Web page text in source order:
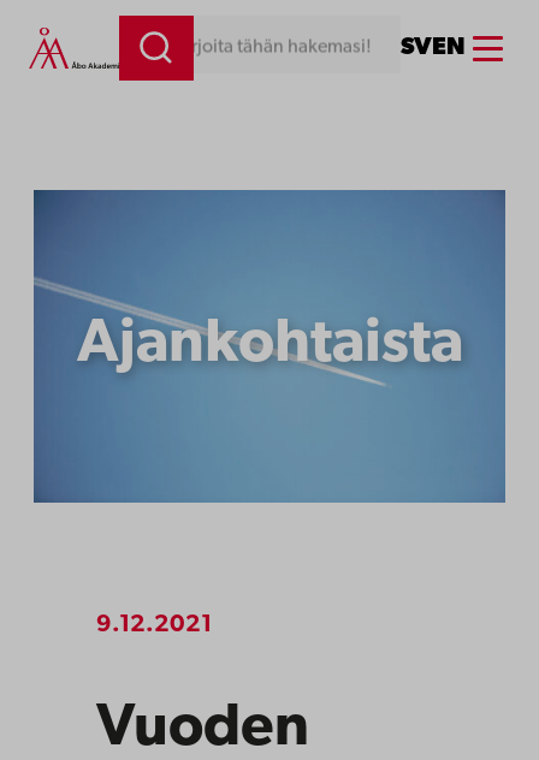
Siirry
sisältöön
Kirjoita tähän hakemasi! SVEN Menu
Ajankohtaista
9.12.2021
Vuoden